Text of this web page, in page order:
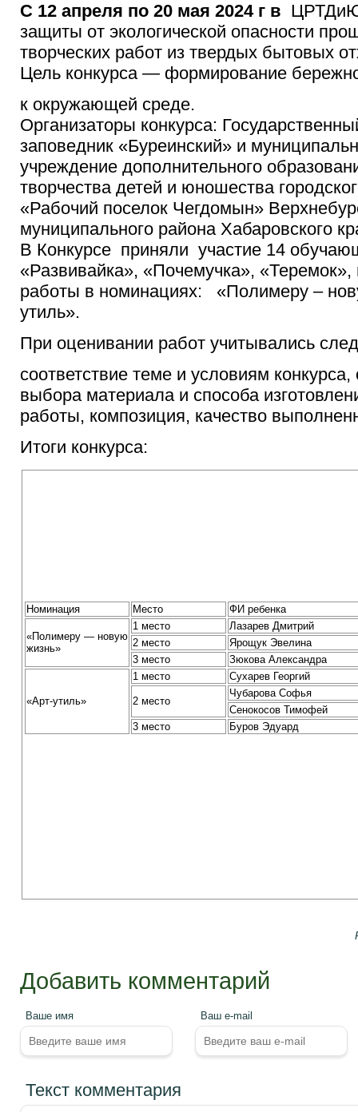
С 12 апреля по 20 мая 2024 г в
защиты от экологической опасности
творческих работ из твердых бытовых
Цель конкурса — формирование
к окружающей среде.
Организаторы конкурса:
заповедник «Буреинский» и
учреждение дополнительного
творчества детей и юношества
«Рабочий поселок Чегдомын»
муниципального района Хабаровского
В Конкурсе приняли участие 14
«Развивайка», «Почемучка»,
работы в номинациях: «Полимеру –
утиль».
При оценивании работ учитывались
соответствие теме и условиям конкурса,
выбора материала и способа
работы, композиция, качество
Итоги конкурса:
Номинация Место ФИ ребенка
«Полимеру — новую
жизнь»
1 место
Лазарев Дмитрий
2 место
Ярощук Эвелина
3 место
Зюкова Александра
«Арт-утиль»
1 место Сухарев Георгий
2 место
Чубарова Софья
Сенокосов Тимофей
3 место
Буров Эдуард
Добавить комментарий
Ваше имя Ваш e-mail
Текст комментария